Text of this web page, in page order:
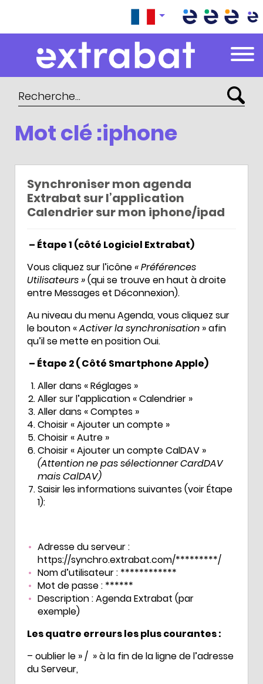
Extrabat – Le Blog
Mot clé :iphone
Synchroniser mon agenda
Extrabat sur l’application
Calendrier sur mon iphone/ipad
– Étape 1 (côté Logiciel Extrabat)
Vous cliquez sur l’icône« Préférences
Utilisateurs »(qui se trouve en haut à droite
entre Messages et Déconnexion).
Au niveau du menu Agenda, vous cliquez sur
le bouton «Activer la synchronisation » afin
qu’il se mette en position Oui.
– Étape 2 ( Côté Smartphone Apple)
Aller dans « Réglages »
Aller sur l’application « Calendrier »
Aller dans « Comptes »
Choisir « Ajouter un compte »
Choisir « Autre »
Choisir « Ajouter un compte CalDAV »
(Attention ne pas sélectionner CardDAV
mais CalDAV)
Saisir les informations suivantes (voir Étape
1):
Adresse du serveur :
https://synchro.extrabat.com/*********/
Nom d’utilisateur : ************
Mot de passe : ******
Description :Agenda Extrabat (par
exemple)
Les quatre erreurs les plus courantes :
– oublier le » / » à la fin de la ligne de l’adresse
du Serveur,